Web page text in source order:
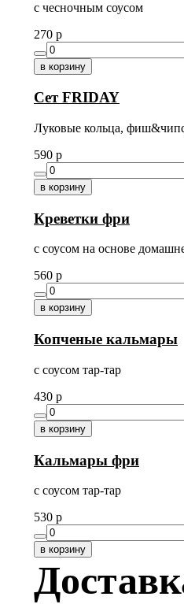
с чесночным соусом
270 p
в корзину
Сет FRIDAY
Луковые кольца,
590 p
в корзину
Креветки фри
с соусом на основе
560 p
в корзину
Копченые кальмары
с соусом тар-тар
430 p
в корзину
Кальмары фри
с соусом тар-тар
530 p
в корзину